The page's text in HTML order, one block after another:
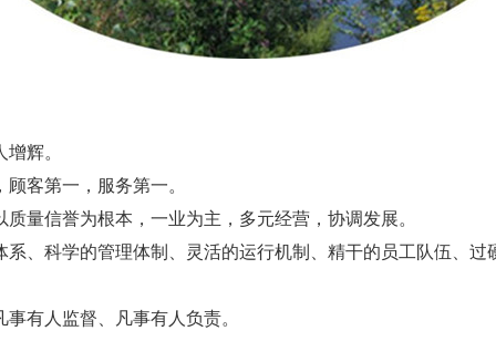
辉。
客第一，服务第一。
量信誉为根本，一业为主，多元经营，协调发展。
、科学的管理体制、灵活的运行机制、精干的员工队伍、
有人监督、凡事有人负责。